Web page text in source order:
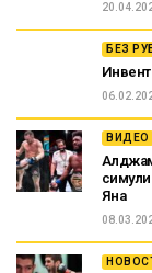
БЕЗ
ВИДЕО
Яна